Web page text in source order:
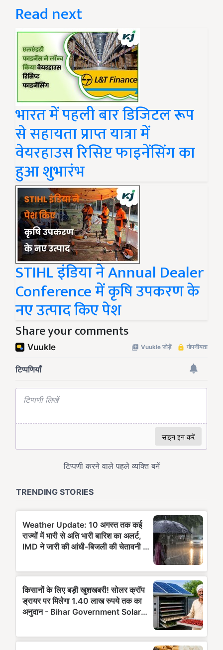
Read next
भारत में पहली बार डिजिटल रूप
से सहायता प्राप्त यात्रा में
वेयरहाउस रिसिप्ट फाइनेंसिंग का
हुआ शुभारंभ
STIHL इंडिया ने Annual Dealer
Conference में कृषि उपकरण के
नए उत्पाद किए पेश
Share your comments